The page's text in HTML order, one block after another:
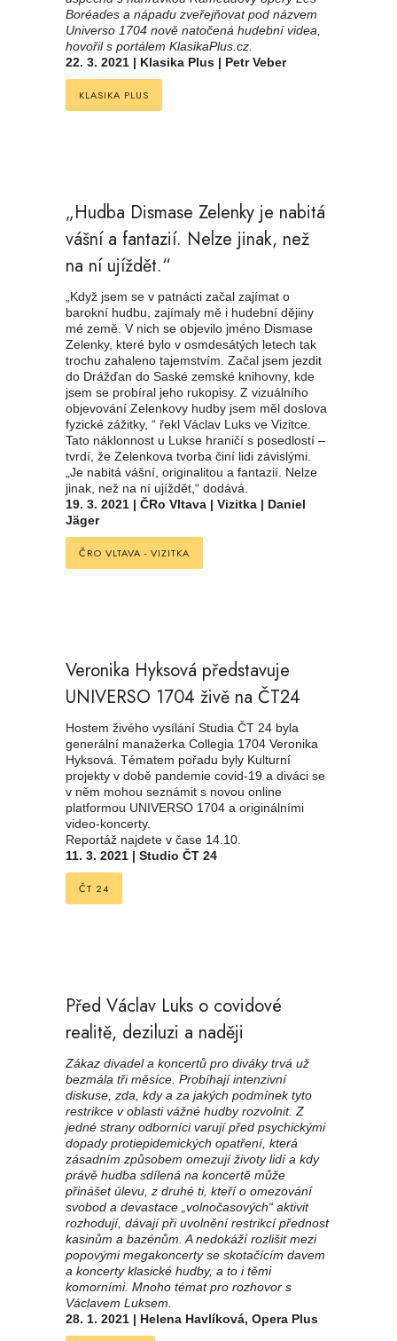
Boréades a nápadu zveřejňovat pod názvem
Universo 1704 nově natočená hudební videa,
hovořil s portálem KlasikaPlus.cz.
22. 3. 2021 | Klasika Plus | Petr Veber
KLASIKA PLUS
„Hudba Dismase Zelenky je nabitá
vášní a fantazií. Nelze jinak, než
na ní ujíždět.“
„Když jsem se v patnácti začal zajímat o
barokní hudbu, zajímaly mě i hudební dějiny
mé země. V nich se objevilo jméno Dismase
Zelenky, které bylo v osmdesátých letech tak
trochu zahaleno tajemstvím. Začal jsem jezdit
do Drážďan do Saské zemské knihovny, kde
jsem se probíral jeho rukopisy. Z vizuálního
objevování Zelenkovy hudby jsem měl doslova
fyzické zážitky, “ řekl Václav Luks ve Vizitce.
Tato náklonnost u Lukse hraničí s posedlostí –
tvrdí, že Zelenkova tvorba činí lidi závislými.
„Je nabitá vášní, originalitou a fantazií. Nelze
jinak, než na ní ujíždět,“ dodává.
19. 3. 2021 | ČRo Vltava | Vizitka | Daniel
Jäger
ČRO VLTAVA - VIZITKA
Veronika Hyksová představuje
UNIVERSO 1704 živě na ČT24
Hostem živého vysílání Studia ČT 24 byla
generální manažerka Collegia 1704 Veronika
Hyksová. Tématem pořadu byly Kulturní
projekty v době pandemie covid-19 a diváci se
v něm mohou seznámit s novou online
platformou UNIVERSO 1704 a originálními
video-koncerty.
Reportáž najdete v čase 14.10.
11. 3. 2021 | Studio ČT 24
ČT 24
Před Václav Luks o covidové
realitě, deziluzi a naději
Zákaz divadel a koncertů pro diváky trvá už
bezmála tři měsíce. Probíhají intenzivní
diskuse, zda, kdy a za jakých podmínek tyto
restrikce v oblasti vážné hudby rozvolnit. Z
jedné strany odborníci varují před psychickými
dopady protiepidemických opatření, která
zásadním způsobem omezují životy lidí a kdy
právě hudba sdílená na koncertě může
přinášet úlevu, z druhé ti, kteří o omezování
svobod a devastace „volnočasových“ aktivit
rozhodují, dávají při uvolnění restrikcí přednost
kasinům a bazénům. A nedokáží rozlišit mezi
popovými megakoncerty se skotačícím davem
a koncerty klasické hudby, a to i těmi
komorními. Mnoho témat pro rozhovor s
Václavem Luksem.
28. 1. 2021 | Helena Havlíková, Opera Plus